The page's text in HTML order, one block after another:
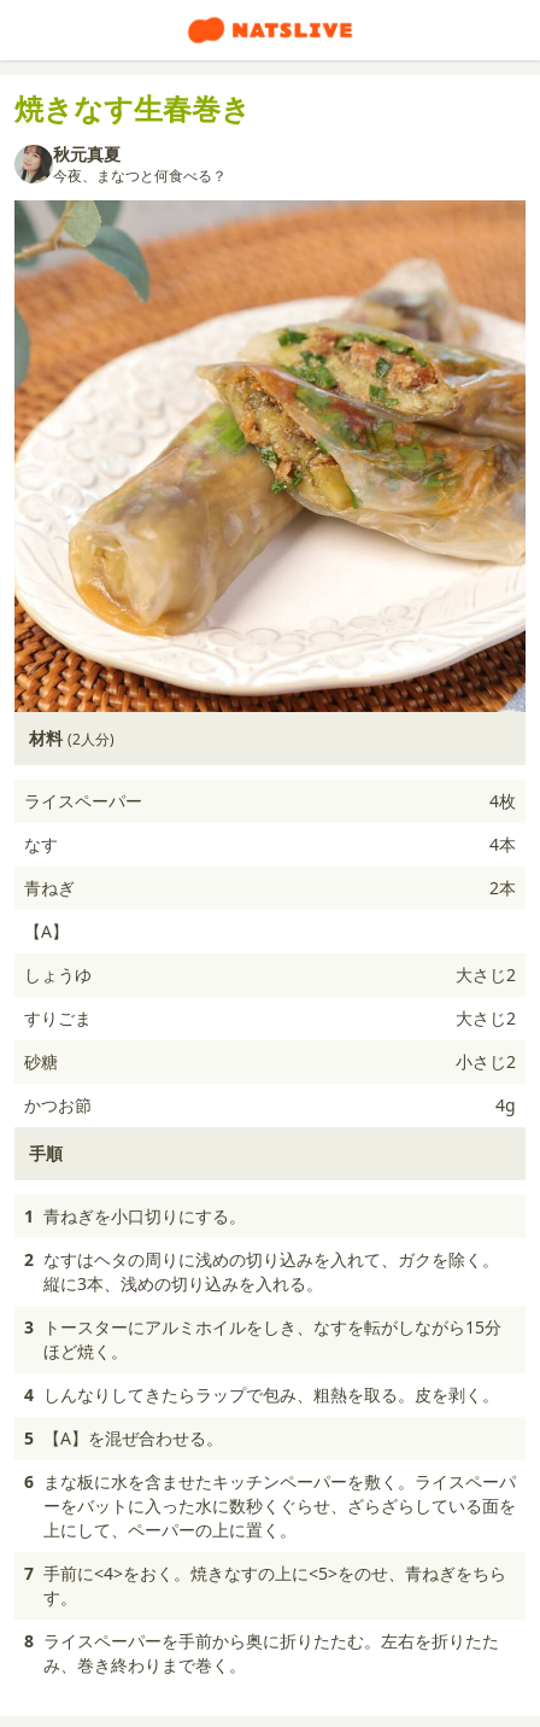
焼きなす生春巻き
秋元真夏
今夜、まなつと何食べる？
材料 (2人分)
ライスペーパー
4枚
なす
4本
青ねぎ
2本
【A】
しょうゆ
大さじ2
すりごま
大さじ2
砂糖
小さじ2
かつお節
4g
手順
1 青ねぎを小口切りにする。
2 なすはヘタの周りに浅めの切り込みを入れて、ガクを除く。
縦に3本、浅めの切り込みを入れる。
3
トースターにアルミホイルをしき、なすを転がしながら15分
ほど焼く。
4 しんなりしてきたらラップで包み、粗熱を取る。皮を剥く。
5
【A】を混ぜ合わせる。
6 まな板に水を含ませたキッチンペーパーを敷く。ライスペーパ
ーをバットに入った水に数秒くぐらせ、ざらざらしている面を
上にして、ペーパーの上に置く。
7 手前に<4>をおく。焼きなすの上に<5>をのせ、青ねぎをちら
す。
8 ライスペーパーを手前から奥に折りたたむ。左右を折りたた
み、巻き終わりまで巻く。